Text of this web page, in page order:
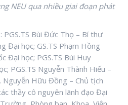
NEU qua nhiều giai đoạn phát
Bùi Đức Thọ – Bí thư
Đại học; GS.TS Phạm Hồng
Đại học; PGS.TS Bùi Huy
PGS.TS Nguyễn Thành Hiếu –
Nguyễn Hữu Đồng – Chủ tịch
thầy cô nguyên lãnh đạo Đại